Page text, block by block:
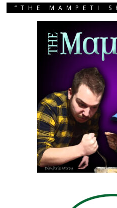
“THE MAMPETI